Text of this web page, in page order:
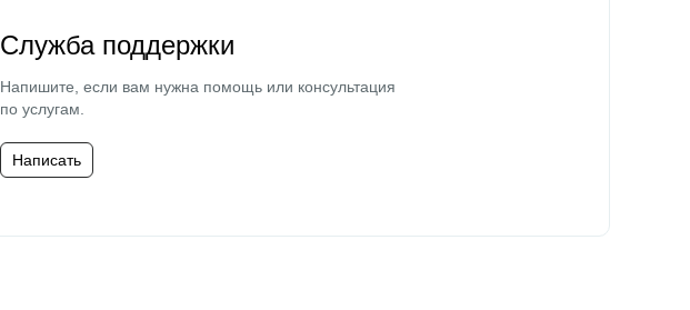
Служба поддержки
Напишите, если вам нужна помощь или консультация
по услугам.
Написать